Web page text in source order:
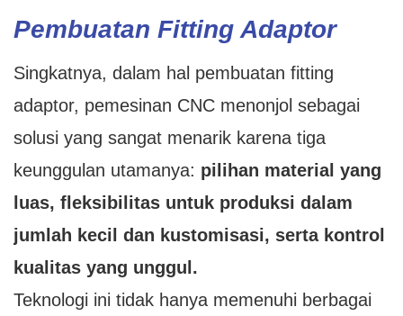
Pembuatan Fitting Adaptor
Singkatnya, dalam hal pembuatan fitting
adaptor, pemesinan CNC menonjol sebagai
solusi yang sangat menarik karena tiga
keunggulan utamanya: pilihan material yang
luas, fleksibilitas untuk produksi dalam
jumlah kecil dan kustomisasi, serta kontrol
kualitas yang unggul.
Teknologi ini tidak hanya memenuhi berbagai